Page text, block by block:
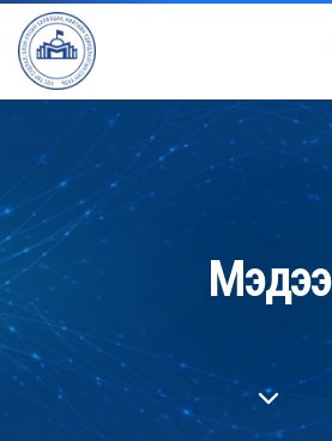
Мэдээ